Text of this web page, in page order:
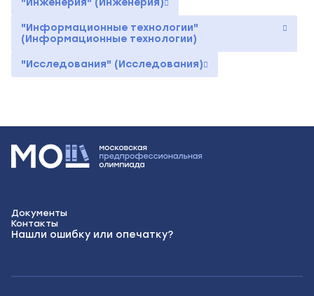
"Инженерия" (Инженерия)
"Информационные технологии"
(Информационные технологии)
"Исследования" (Исследования)
Документы
Контакты
Нашли ошибку или опечатку?